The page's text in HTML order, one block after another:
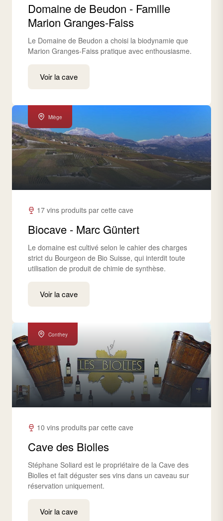
Domaine de Beudon - Famille
Marion Granges-Faiss
Le Domaine de Beudon a choisi la biodynamie que
Marion Granges-Faiss pratique avec enthousiasme.
Voir la cave
Miège
17 vins produits par cette cave
Biocave - Marc Güntert
Le domaine est cultivé selon le cahier des charges
strict du Bourgeon de Bio Suisse, qui interdit toute
utilisation de produit de chimie de synthèse.
Voir la cave
Conthey
10 vins produits par cette cave
Cave des Biolles
Stéphane Soliard est le propriétaire de la Cave des
Biolles et fait déguster ses vins dans un caveau sur
réservation uniquement.
Voir la cave